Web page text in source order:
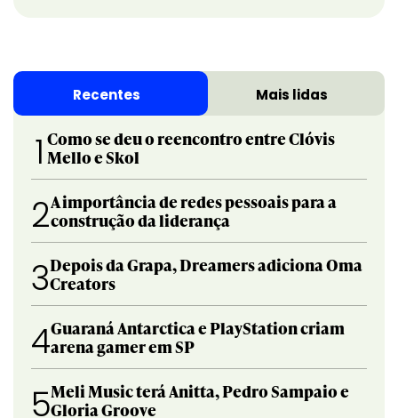
Recentes Mais lidas
1 Como se deu o reencontro entre Clóvis
Mello e Skol
2A importância de redes pessoais para a
construção da liderança
3Depois da Grapa, Dreamers adiciona Oma
Creators
4Guaraná Antarctica e PlayStation criam
arena gamer em SP
5Meli Music terá Anitta, Pedro Sampaio e
Gloria Groove